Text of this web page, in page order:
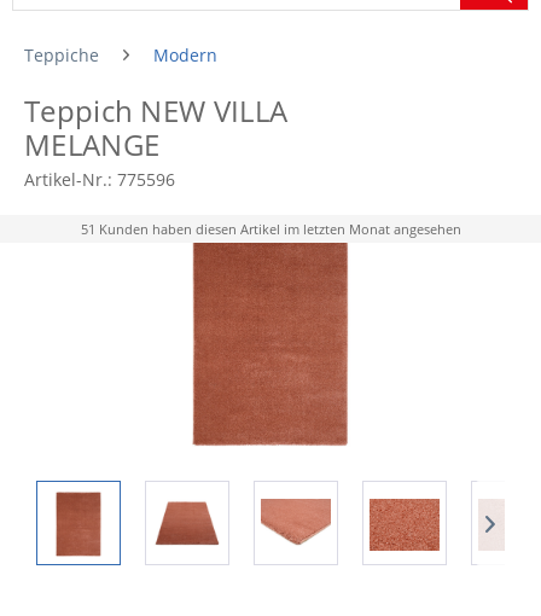
Teppiche Modern
Teppich NEW VILLA
MELANGE
Artikel-Nr.: 775596
51 Kunden haben diesen Artikel im letzten Monat angesehen